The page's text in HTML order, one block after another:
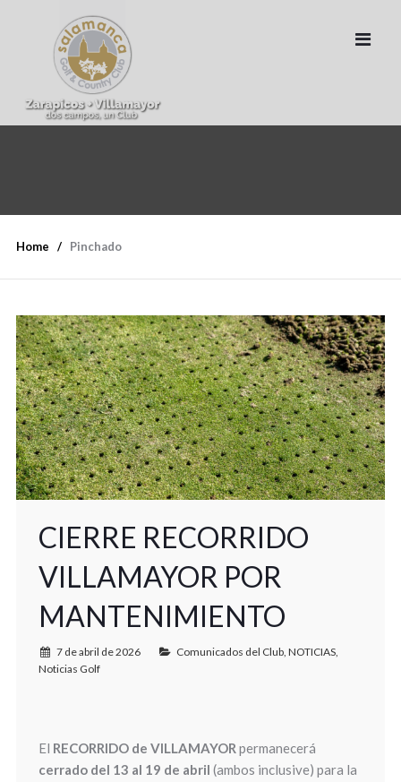
Home Pinchado
CIERRE RECORRIDO
VILLAMAYOR POR
MANTENIMIENTO
7 de abril de 2026 Comunicados del Club, NOTICIAS,
Noticias Golf
El RECORRIDO de VILLAMAYOR permanecerá
cerrado del 13 al 19 de abril (ambos inclusive) para la